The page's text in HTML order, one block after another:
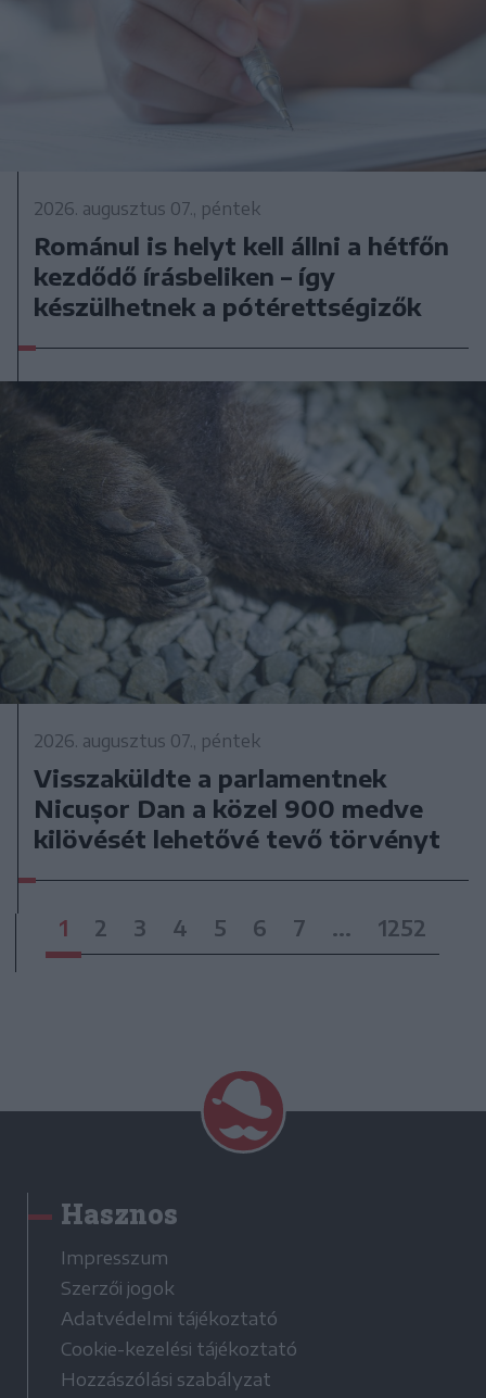
2026. augusztus 07., péntek
Románul is helyt kell állni a hétfőn
kezdődő írásbeliken – így
készülhetnek a pótérettségizők
2026. augusztus 07., péntek
Visszaküldte a parlamentnek
Nicușor Dan a közel 900 medve
kilövését lehetővé tevő törvényt
1 2 3 4 5 6 7 ... 1252
Hasznos
Impresszum
Szerzői jogok
Adatvédelmi tájékoztató
Cookie-kezelési tájékoztató
Hozzászólási szabályzat